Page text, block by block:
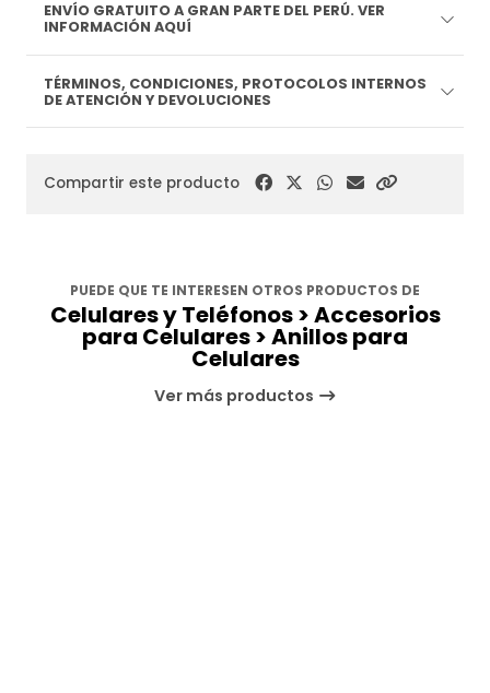
ENVÍO GRATUITO A GRAN PARTE DEL PERÚ. VER
INFORMACIÓN AQUÍ
TÉRMINOS, CONDICIONES, PROTOCOLOS INTERNOS
DE ATENCIÓN Y DEVOLUCIONES
Compartir este producto
PUEDE QUE TE INTERESEN OTROS PRODUCTOS DE
Celulares y Teléfonos > Accesorios
para Celulares > Anillos para
Celulares
Ver más productos